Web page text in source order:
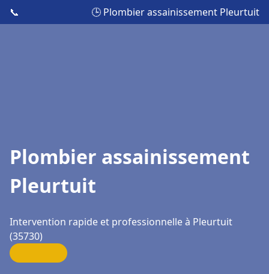
📞 🕒 Plombier assainissement Pleurtuit
Plombier assainissement
Pleurtuit
Intervention rapide et professionnelle à Pleurtuit
(35730)